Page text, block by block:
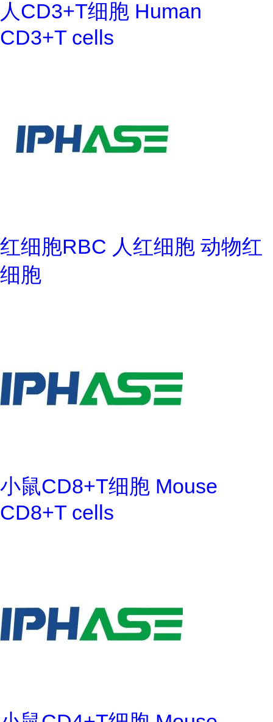
人CD3+T细胞 Human
CD3+T cells
红细胞RBC 人红细胞 动物红
细胞
小鼠CD8+T细胞 Mouse
CD8+T cells